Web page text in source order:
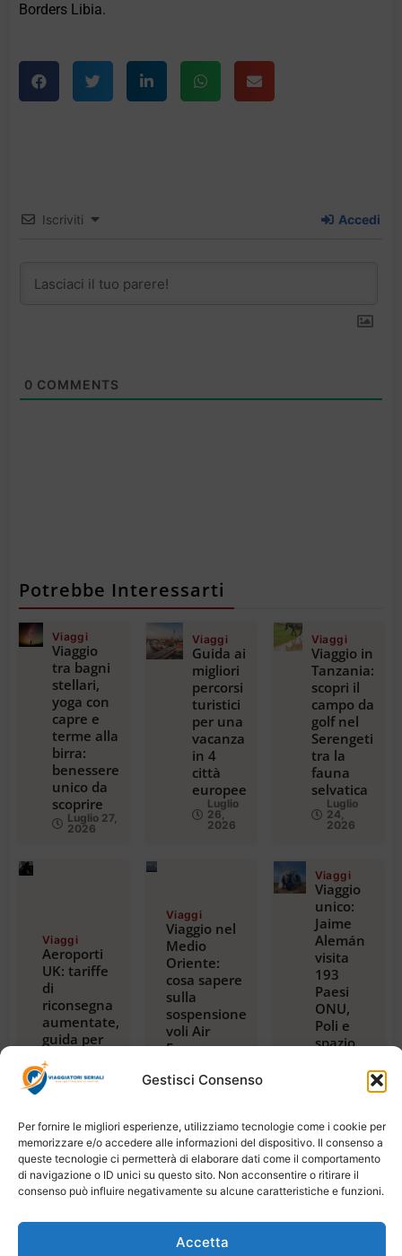
Gestisci Consenso
Per fornire le migliori esperienze, utilizziamo tecnologie come i cookie per
memorizzare e/o accedere alle informazioni del dispositivo. Il consenso a
queste tecnologie ci permetterà di elaborare dati come il comportamento
di navigazione o ID unici su questo sito. Non acconsentire o ritirare il
consenso può influire negativamente su alcune caratteristiche e funzioni.
Accetta
Borders Libia.
Iscriviti Accedi
0 COMMENTS
Potrebbe Interessarti
Viaggi
Viaggio
tra bagni
stellari,
yoga con
capre e
terme alla
birra:
benessere
unico da
scoprire
Luglio 27,
2026
Viaggi
Guida ai
migliori
percorsi
turistici
per una
vacanza
in 4
città
europee
Luglio
26,
2026
Viaggi
Viaggio in
Tanzania:
scopri il
campo da
golf nel
Serengeti
tra la
fauna
selvatica
Luglio
24,
2026
Viaggi
Aeroporti
UK: tariffe
di
riconsegna
aumentate,
guida per
viaggiatori
2024
Luglio 23,
Viaggi
Viaggio nel
Medio
Oriente:
cosa sapere
sulla
sospensione
voli Air
France per
Dubai e
2026
Viaggi
Viaggio
unico:
Jaime
Alemán
visita
193
Paesi
ONU,
Poli e
spazio,
Tanzania
Luglio
2026